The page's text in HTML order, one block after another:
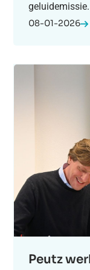
geluidemissie.
08-01-2026
Peutz